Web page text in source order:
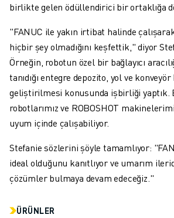
birlikte gelen ödüllendirici bir ortaklığa
"FANUC ile yakın irtibat halinde
hiçbir şey olmadığını keşfettik," diyor
Örneğin, robotun özel bir bağlayıcı
tanıdığı entegre depozito, yol ve konveyör
geliştirilmesi konusunda işbirliği yaptık.
robotlarımız ve ROBOSHOT
uyum içinde çalışabiliyor.
Stefanie sözlerini şöyle tamamlıyor:
ideal olduğunu kanıtlıyor ve umarım
çözümler bulmaya devam edeceğiz."
ÜRÜNLER